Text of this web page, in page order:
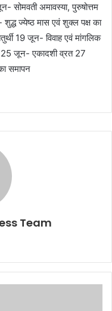
सोमवती अमावस्या, पुरुषोत्तम
ज्येष्ठ मास एवं शुक्ल पक्ष का
19 जून- विवाह एवं मांगलिक
25 जून- एकादशी व्रत 27
समापन
Team